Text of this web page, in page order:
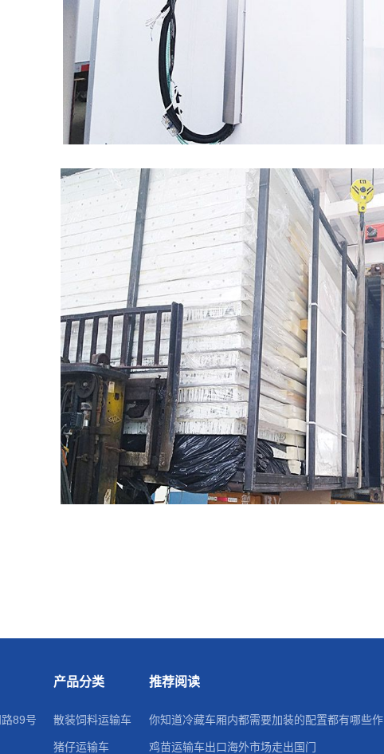
89号
产品分类
散装饲料运输车
猪仔运输车
推荐阅读
你知道冷藏车厢内都需要加装的配置都有哪些作
鸡苗运输车出口海外市场走出国门